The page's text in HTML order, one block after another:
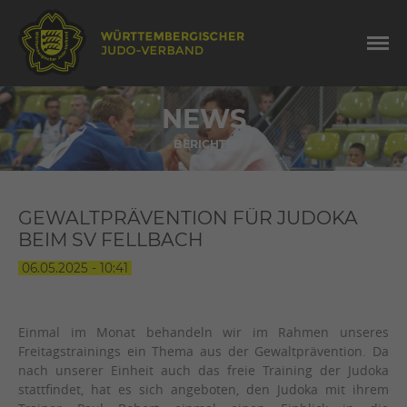
NEWS
BERICHTE
GEWALTPRÄVENTION FÜR JUDOKA
BEIM SV FELLBACH
06.05.2025 - 10:41
Einmal im Monat behandeln wir im Rahmen unseres
Freitagstrainings ein Thema aus der Gewaltprävention. Da
nach unserer Einheit auch das freie Training der Judoka
stattfindet, hat es sich angeboten, den Judoka mit ihrem